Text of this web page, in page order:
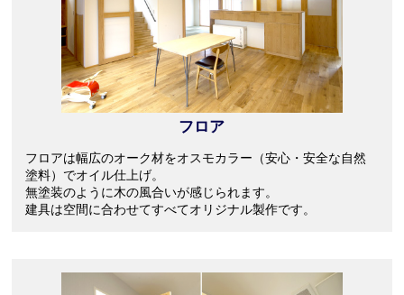
フロア
フロアは幅広のオーク材をオスモカラー（安心・安全な自然
塗料）でオイル仕上げ。
無塗装のように木の風合いが感じられます。
建具は空間に合わせてすべてオリジナル製作です。